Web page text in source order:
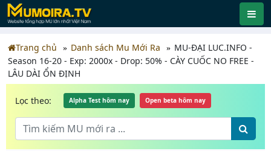
Trang chủ Danh sách Mu Mới Ra
MU-ĐẠI LUC.INFO -
Season 16-20 - Exp: 2000x - Drop: 50% - CÀY CUỐC NO FREE -
LÂU DÀI ỔN ĐỊNH
Lọc theo: Alpha Test hôm nay Open beta hôm nay